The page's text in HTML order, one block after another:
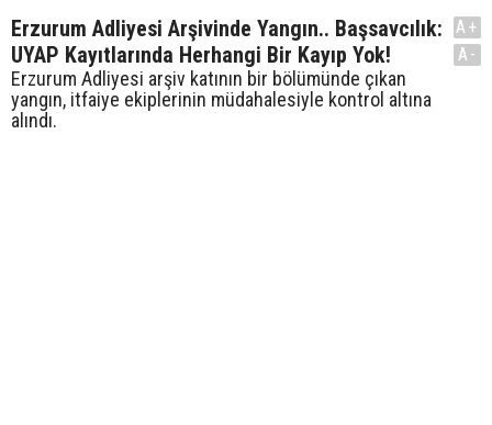
Erzurum Adliyesi Arşivinde Yangın.. Başsavcılık:
UYAP Kayıtlarında Herhangi Bir Kayıp Yok!
Erzurum Adliyesi arşiv katının bir bölümünde çıkan
yangın, itfaiye ekiplerinin müdahalesiyle kontrol altına
alındı.
A+
A-